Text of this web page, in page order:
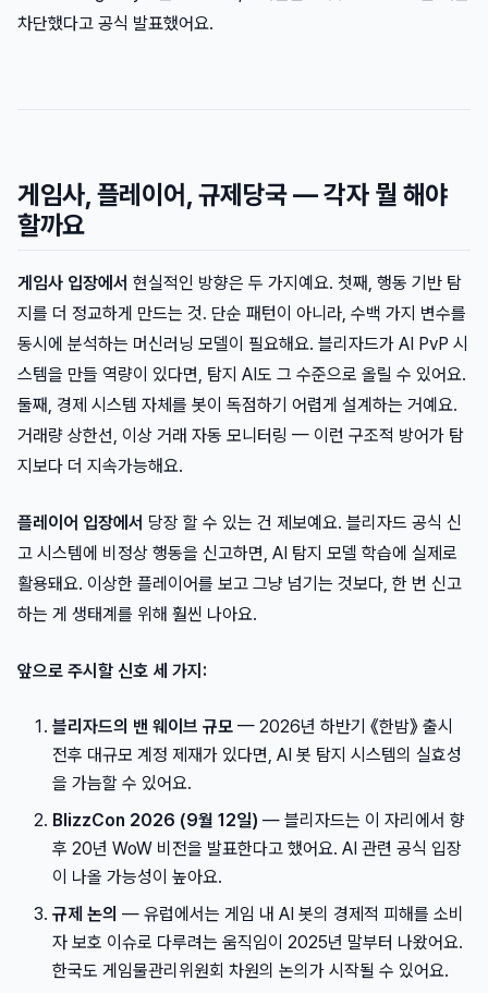
차단했다고 공식 발표했어요.
게임사, 플레이어, 규제당국 — 각자 뭘 해야
할까요
게임사 입장에서 현실적인 방향은 두 가지예요. 첫째, 행동 기반 탐
지를 더 정교하게 만드는 것. 단순 패턴이 아니라, 수백 가지 변수를
동시에 분석하는 머신러닝 모델이 필요해요. 블리자드가 AI PvP 시
스템을 만들 역량이 있다면, 탐지 AI도 그 수준으로 올릴 수 있어요.
둘째, 경제 시스템 자체를 봇이 독점하기 어렵게 설계하는 거예요.
거래량 상한선, 이상 거래 자동 모니터링 — 이런 구조적 방어가 탐
지보다 더 지속가능해요.
플레이어 입장에서 당장 할 수 있는 건 제보예요. 블리자드 공식 신
고 시스템에 비정상 행동을 신고하면, AI 탐지 모델 학습에 실제로
활용돼요. 이상한 플레이어를 보고 그냥 넘기는 것보다, 한 번 신고
하는 게 생태계를 위해 훨씬 나아요.
앞으로 주시할 신호 세 가지:
블리자드의 밴 웨이브 규모 — 2026년 하반기 《한밤》 출시
전후 대규모 계정 제재가 있다면, AI 봇 탐지 시스템의 실효성
을 가늠할 수 있어요.
BlizzCon 2026 (9월 12일) — 블리자드는 이 자리에서 향
후 20년 WoW 비전을 발표한다고 했어요. AI 관련 공식 입장
이 나올 가능성이 높아요.
규제 논의 — 유럽에서는 게임 내 AI 봇의 경제적 피해를 소비
자 보호 이슈로 다루려는 움직임이 2025년 말부터 나왔어요.
한국도 게임물관리위원회 차원의 논의가 시작될 수 있어요.